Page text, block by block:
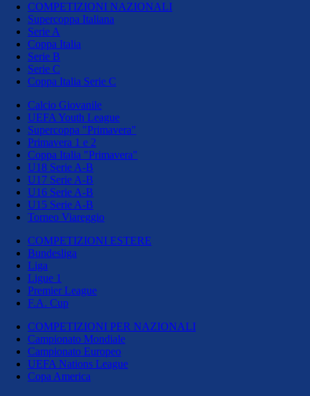
COMPETIZIONI NAZIONALI
Supercoppa Italiana
Serie A
Coppa Italia
Serie B
Serie C
Coppa Italia Serie C
Calcio Giovanile
UEFA Youth League
Supercoppa "Primavera"
Primavera 1 e 2
Coppa Italia "Primavera"
U18 Serie A-B
U17 Serie A-B
U16 Serie A-B
U15 Serie A-B
Torneo Viareggio
COMPETIZIONI ESTERE
Bundesliga
Liga
Ligue 1
Premier League
F.A. Cup
COMPETIZIONI PER NAZIONALI
Campionato Mondiale
Campionato Europeo
UEFA Nations League
Copa America